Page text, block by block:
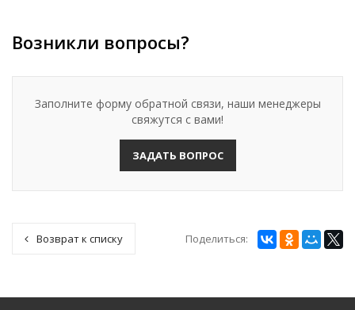
Возникли вопросы?
Заполните форму обратной связи, наши менеджеры
свяжутся с вами!
ЗАДАТЬ ВОПРОС
Возврат к списку Поделиться: